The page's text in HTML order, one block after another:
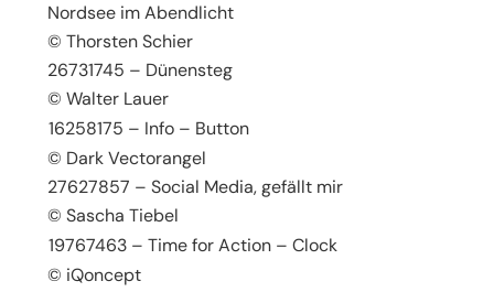
Nordsee im Abendlicht
© Thorsten Schier
26731745 – Dünensteg
© Walter Lauer
16258175 – Info – Button
© Dark Vectorangel
27627857 – Social Media, gefällt mir
© Sascha Tiebel
19767463 – Time for Action – Clock
© iQoncept